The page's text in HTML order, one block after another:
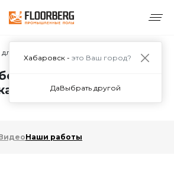
для бетонного пола износостойкая
пола
в Хабаровске
Наши работы
Хабаровск - это Ваш город?
ДаВыбрать другой